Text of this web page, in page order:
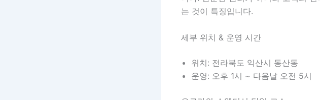
는 것이 특징입니다.
세부 위치 & 운영 시간
위치: 전라북도 익산시 동산동
운영: 오후 1시 ~ 다음날 오전 5시